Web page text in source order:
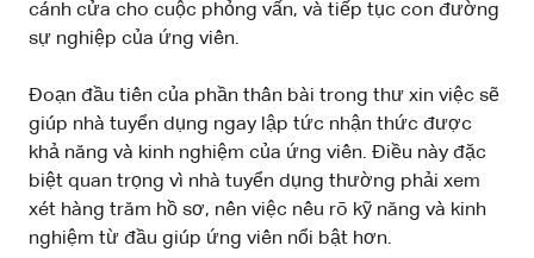
cánh cửa cho cuộc phỏng vấn, và tiếp tục con đường
sự nghiệp của ứng viên.
Đoạn đầu tiên của phần thân bài trong thư xin việc sẽ
giúp nhà tuyển dụng ngay lập tức nhận thức được
khả năng và kinh nghiệm của ứng viên. Điều này đặc
biệt quan trọng vì nhà tuyển dụng thường phải xem
xét hàng trăm hồ sơ, nên việc nêu rõ kỹ năng và kinh
nghiệm từ đầu giúp ứng viên nổi bật hơn.